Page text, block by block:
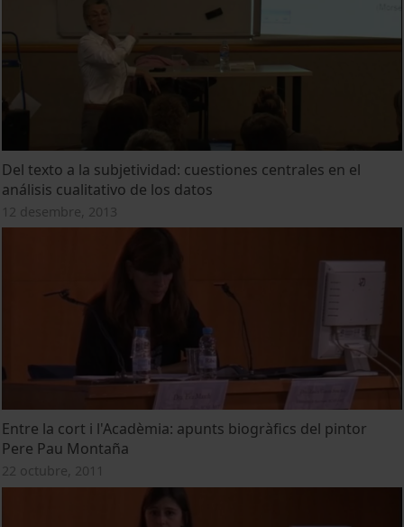
Del texto a la subjetividad: cuestiones centrales en el
análisis cualitativo de los datos
12 desembre, 2013
Entre la cort i l'Acadèmia: apunts biogràfics del pintor
Pere Pau Montaña
22 octubre, 2011